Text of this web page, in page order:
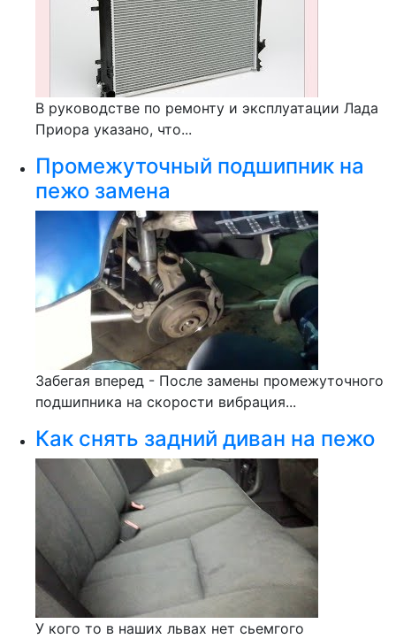
В руководстве по ремонту и эксплуатации Лада
Приора указано, что...
Промежуточный подшипник на
пежо замена
Забегая вперед - После замены промежуточного
подшипника на скорости вибрация...
Как снять задний диван на пежо
У кого то в наших львах нет сьемгого